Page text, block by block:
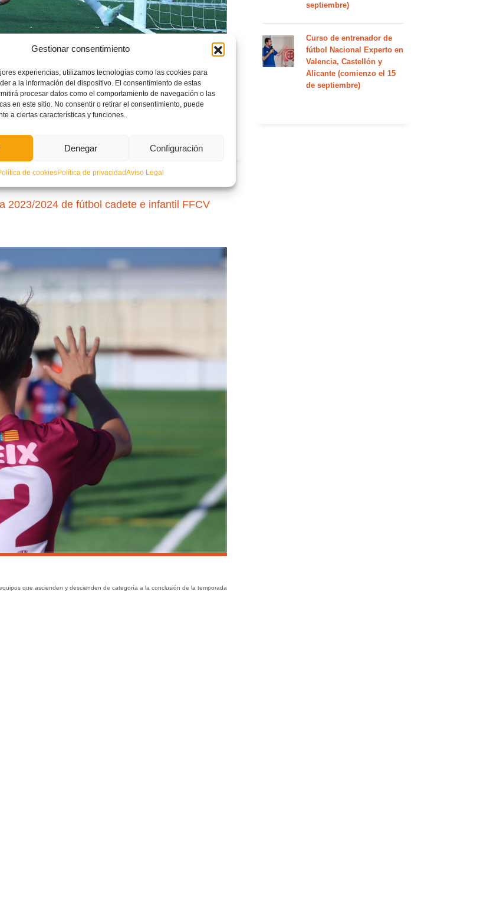
Gestionar consentimiento
experiencias, utilizamos tecnologías como las cookies para
a la información del dispositivo. El consentimiento de estas
procesar datos como el comportamiento de navegación o las
en este sitio. No consentir o retirar el consentimiento, puede
a ciertas características y funciones.
Denegar Configuración
de cookiesPolítica de privacidadAviso Legal
INFANTIL
NO COMMENTS
2023/2024 de fútbol cadete e infantil FFCV
que ascienden y descienden de categoría a la conclusión de la temporada
septiembre)
Curso de entrenador de
fútbol Nacional Experto en
Valencia, Castellón y
Alicante (comienzo el 15
de septiembre)